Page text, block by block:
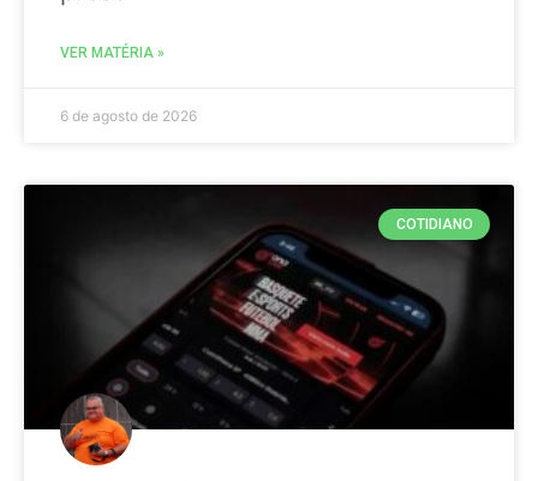
VER MATÉRIA »
6 de agosto de 2026
COTIDIANO